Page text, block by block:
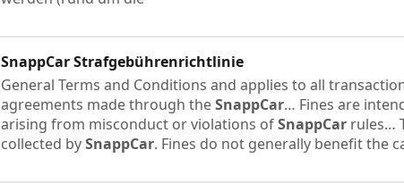
SnappCarStrafgebührenrichtlinie
General Terms and Conditions and applies to all
agreements made through theSnappCar… Fines are
arising from misconduct or violations ofSnappCar rules…
collected bySnappCar. Fines do not generally benefit the